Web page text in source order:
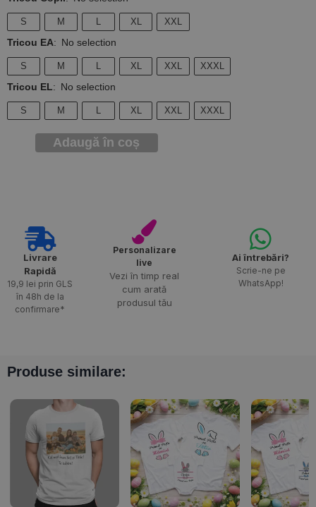
S M L XL XXL
Tricou EA: No selection
S M L XL XXL XXXL
Tricou EL: No selection
S M L XL XXL XXXL
Adaugă în coș
Livrare
Rapidă​
19,9 lei prin GLS
în 48h de la
confirmare*
Personalizare
live
Vezi în timp real
cum arată
produsul tău
Ai întrebări?
Scrie-ne pe
WhatsApp!
Produse similare: